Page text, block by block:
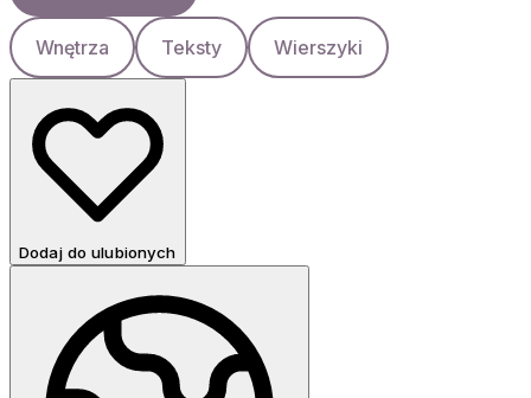
Wnętrza Teksty Wierszyki
Dodaj do ulubionych